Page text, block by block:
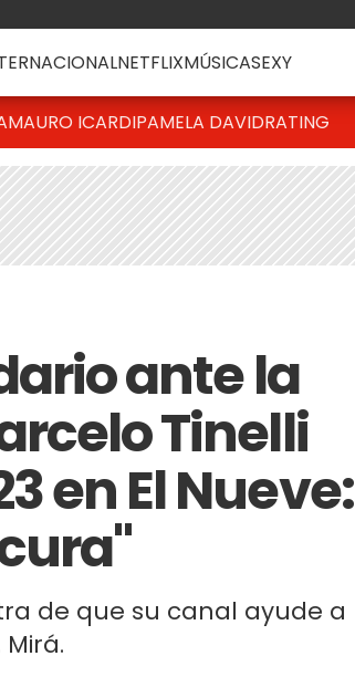
NETFLIXMÚSICASEXY
MAURO ICARDIPAMELA DAVIDRATING
ante la
Tinelli
en El Nueve:
de que su canal ayude a